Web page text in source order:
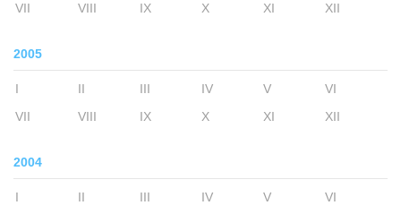
VII
VIII IX X XI XII
2005
I II III IV V
VI
VII
VIII IX X XI XII
2004
I II III IV V
VI